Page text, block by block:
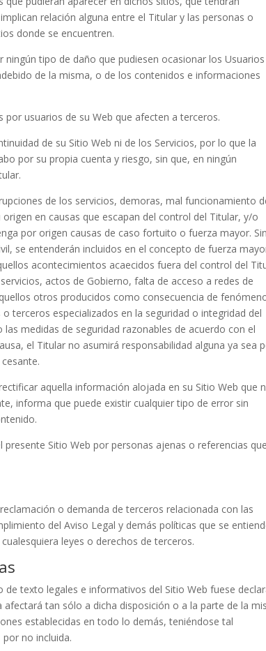
relación alguna entre el Titular y las personas o
donde se encuentren.
tipo de daño que pudiesen ocasionar los Usuarios
de la misma, o de los contenidos e informaciones
por usuarios de su Web que afecten a terceros.
de su Sitio Web ni de los Servicios, por lo que la
por su propia cuenta y riesgo, sin que, en ningún
de los servicios, demoras, mal funcionamiento
en causas que escapan del control del Titular, y/o
por origen causas de caso fortuito o fuerza mayor. Sin
se entenderán incluidos en el concepto de fuerza
acontecimientos acaecidos fuera del control del
actos de Gobierno, falta de acceso a redes de
otros producidos como consecuencia de
terceros especializados en la seguridad o integridad del
medidas de seguridad razonables de acuerdo con el
el Titular no asumirá responsabilidad alguna ya sea
aquella información alojada en su Sitio Web que
informa que puede existir cualquier tipo de error sin
Sitio Web por personas ajenas o referencias que
o demanda de terceros relacionada con las
del Aviso Legal y demás políticas que se
leyes o derechos de terceros.
texto legales e informativos del Sitio Web fuese
tan sólo a dicha disposición o a la parte de la
establecidas en todo lo demás, teniéndose tal
no incluida.